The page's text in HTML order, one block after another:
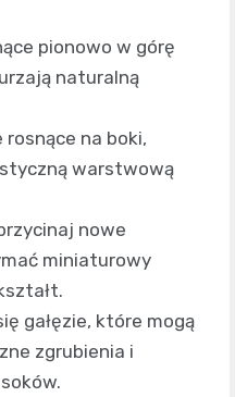
pionowo w górę
naturalną
rosnące na boki,
warstwową
nowe
miniaturowy
gałęzie, które mogą
zgrubienia i